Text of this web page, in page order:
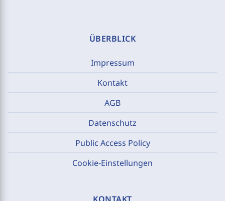
ÜBERBLICK
Impressum
Kontakt
AGB
Datenschutz
Public Access Policy
Cookie-Einstellungen